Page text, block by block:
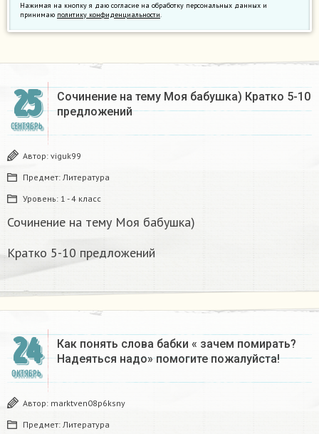
Нажимая на кнопку я даю согласие на обработку персональных данных и
принимаю политику конфиденциальности.
25
СЕНТЯБРЬ
Сочинение на тему Моя бабушка) Кратко 5-10
предложений
Автор: viguk99
Предмет: Литература
Уровень: 1 - 4 класс
Сочинение на тему Моя бабушка)
Кратко 5-10 предложений
24
ОКТЯБРЬ
Как понять слова бабки « зачем помирать?
Надеяться надо» помогите пожалуйста!
Автор: marktven08p6ksny
Предмет: Литература